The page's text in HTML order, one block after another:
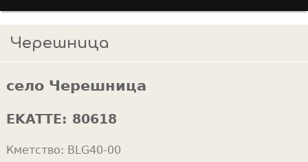
r
c
h
f
r
m
и
o
u
r
e
e
Черешница
село Черешница
EKATTE: 80618
Кметство: BLG40-00